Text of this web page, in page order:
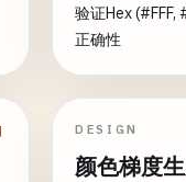
验证Hex (#FFF,
正确性
DESIGN
颜色梯度